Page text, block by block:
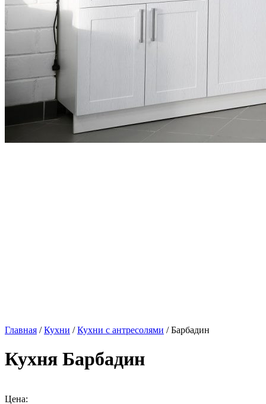
Главная /Кухни /Кухни с антресолями / Барбадин
Кухня Барбадин
Цена: